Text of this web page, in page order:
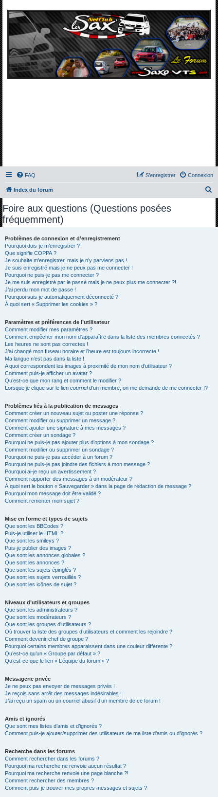
FAQ Connexion
S’enregistrer
Index du forum
Foire aux questions (Questions posées
fréquemment)
Problèmes de connexion et d’enregistrement
Pourquoi dois-je m’enregistrer ?
Que signifie COPPA ?
Je souhaite m’enregistrer, mais je n’y parviens pas !
Je suis enregistré mais je ne peux pas me connecter !
Pourquoi ne puis-je pas me connecter ?
Je me suis enregistré par le passé mais je ne peux plus me connecter ?!
J’ai perdu mon mot de passe !
Pourquoi suis-je automatiquement déconnecté ?
À quoi sert « Supprimer les cookies » ?
Paramètres et préférences de l’utilisateur
Comment modifier mes paramètres ?
Comment empêcher mon nom d’apparaître dans la liste des membres connectés ?
Les heures ne sont pas correctes !
J’ai changé mon fuseau horaire et l’heure est toujours incorrecte !
Ma langue n’est pas dans la liste !
A quoi correspondent les images à proximité de mon nom d’utilisateur ?
Comment puis-je afficher un avatar ?
Qu’est-ce que mon rang et comment le modifier ?
Lorsque je clique sur le lien courrield’un membre, on me demande de me connecter !?
Problèmes liés à la publication de messages
Comment créer un nouveau sujet ou poster une réponse ?
Comment modifier ou supprimer un message ?
Comment ajouter une signature à mes messages ?
Comment créer un sondage ?
Pourquoi ne puis-je pas ajouter plus d’options à mon sondage ?
Comment modifier ou supprimer un sondage ?
Pourquoi ne puis-je pas accéder à un forum ?
Pourquoi ne puis-je pas joindre des fichiers à mon message ?
Pourquoi ai-je reçu un avertissement ?
Comment rapporter des messages à un modérateur ?
À quoi sert le bouton « Sauvegarder » dans la page de rédaction de message ?
Pourquoi mon message doit être validé ?
Comment remonter mon sujet ?
Mise en forme et types de sujets
Que sont les BBCodes ?
Puis-je utiliser le HTML ?
Que sont les smileys ?
Puis-je publier des images ?
Que sont les annonces globales ?
Que sont les annonces ?
Que sont les sujets épinglés ?
Que sont les sujets verrouillés ?
Que sont les icônes de sujet ?
Niveaux d’utilisateurs et groupes
Que sont les administrateurs ?
Que sont les modérateurs ?
Que sont les groupes d’utilisateurs ?
Où trouver la liste des groupes d’utilisateurs et comment les rejoindre ?
Comment devenir chef de groupe ?
Pourquoi certains membres apparaissent dans une couleur différente ?
Qu’est-ce qu’un « Groupe par défaut » ?
Qu’est-ce que le lien « L’équipe du forum » ?
Messagerie privée
Je ne peux pas envoyer de messages privés !
Je reçois sans arrêt des messages indésirables !
J’ai reçu un spam ou un courriel abusif d’un membre de ce forum !
Amis et ignorés
Que sont mes listes d’amis et d’ignorés ?
Comment puis-je ajouter/supprimer des utilisateurs de ma liste d’amis ou d’ignorés ?
Recherche dans les forums
Comment rechercher dans les forums ?
Pourquoi ma recherche ne renvoie aucun résultat ?
Pourquoi ma recherche renvoie une page blanche ?!
Comment rechercher des membres ?
Comment puis-je trouver mes propres messages et sujets ?